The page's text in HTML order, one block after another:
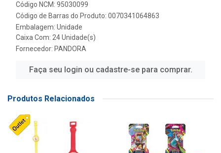
Código NCM: 95030099
Código de Barras do Produto: 0070341064863
Embalagem: Unidade
Caixa Com: 24 Unidade(s)
Fornecedor: PANDORA
Faça seu login ou cadastre-se para comprar.
Produtos Relacionados